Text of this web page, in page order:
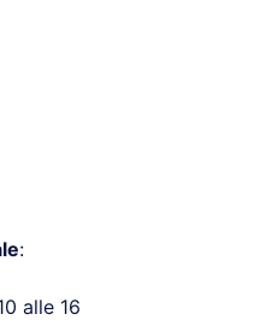
:
alle 16